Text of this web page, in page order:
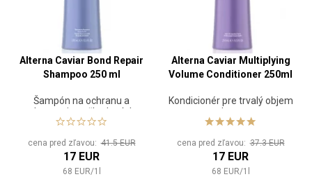
Alterna Caviar Bond Repair
Shampoo 250 ml
Šampón na ochranu a
obnovenie poškodených
vlasov
cena pred zľavou:41.5 EUR
17 EUR
68 EUR/1
Alterna Caviar Multiplying
Volume Conditioner 250ml
Kondicionér pre trvalý objem
vlasov
cena pred zľavou:37.3 EUR
17 EUR
68 EUR/1